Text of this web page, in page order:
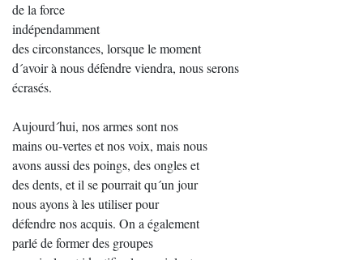
de la force
indépendamment
des circonstances, lorsque le moment
d´avoir à nous défendre viendra, nous serons
écrasés.
Aujourd´hui, nos armes sont nos
mains ou-vertes et nos voix, mais nous
avons aussi des poings, des ongles et
des dents, et il se pourrait qu´un jour
nous ayons à les utiliser pour
défendre nos acquis. On a également
parlé de former des groupes